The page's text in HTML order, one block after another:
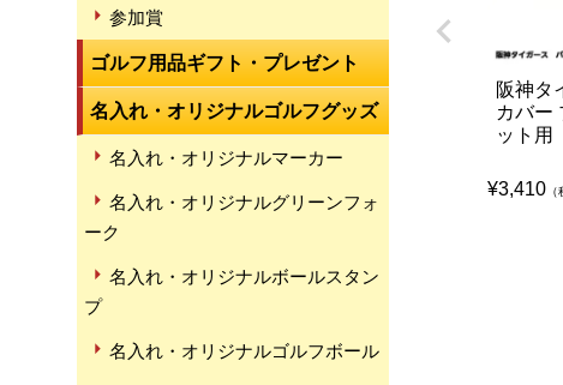
参加賞
ゴルフ用品ギフト・プレゼント
名入れ・オリジナルゴルフグッズ
名入れ・オリジナルマーカー
名入れ・オリジナルグリーンフォ
ーク
名入れ・オリジナルボールスタン
プ
名入れ・オリジナルゴルフボール
阪神タ
カバー
ット用
¥3,410